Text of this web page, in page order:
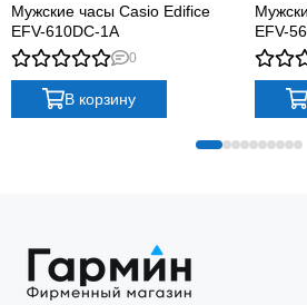
Мужские часы Casio Edifice
EFV-610DC-1A
0
В корзину
EFV-